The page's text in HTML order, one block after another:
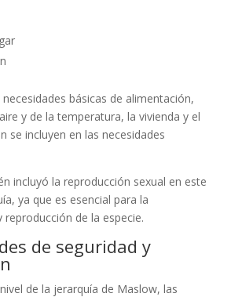
básicas de alimentación,
y de la temperatura, la vivienda y el
se incluyen en las necesidades
incluyó la reproducción sexual en este
ya que es esencial para la
reproducción de la especie.
de seguridad y
de la jerarquía de Maslow, las